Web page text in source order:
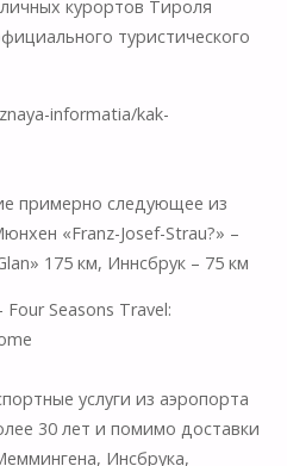
курортов Тироля
туристического
informatia/kak-
примерно следующее из
«Franz-Josef-Strau?» –
175 км, Иннсбрук – 75 км
Seasons Travel:
услуги из аэропорта
30 лет и помимо доставки
Инсбрука,